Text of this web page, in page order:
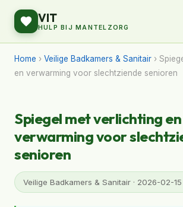
VIT
HULP BIJ MANTELZORG
Home › Veilige Badkamers & Sanitair ›
en verwarming voor slechtziende senioren
Spiegel met verlichting en
verwarming voor
senioren
Veilige Badkamers & Sanitair · 2026-02-15